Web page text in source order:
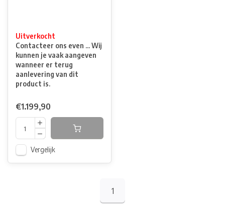
Uitverkocht
Contacteer ons even ... Wij
kunnen je vaak aangeven
wanneer er terug
aanlevering van dit
product is.
€1.199,90
Vergelijk
1